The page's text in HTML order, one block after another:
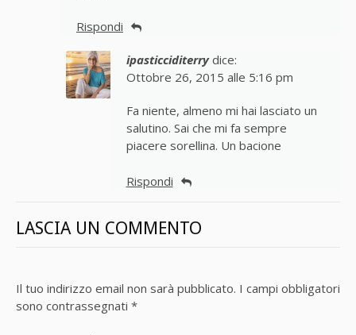
Rispondi
ipasticciditerry dice:
Ottobre 26, 2015 alle 5:16 pm
Fa niente, almeno mi hai lasciato un
salutino. Sai che mi fa sempre
piacere sorellina. Un bacione
Rispondi
LASCIA UN COMMENTO
Il tuo indirizzo email non sarà pubblicato. I campi obbligatori
sono contrassegnati *